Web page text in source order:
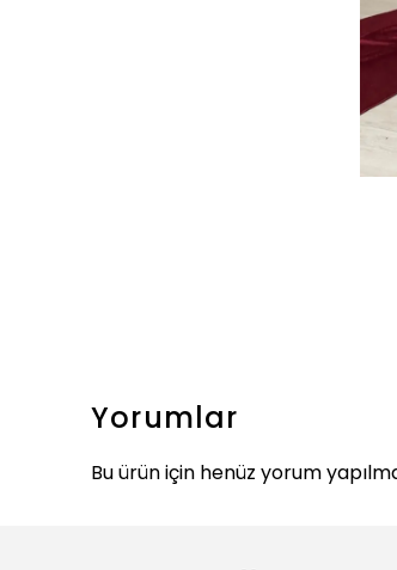
Yorumlar
Bu ürün için henüz yorum